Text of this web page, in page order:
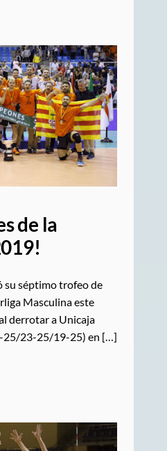
de la
su séptimo trofeo de
Masculina este
derrotar a Unicaja
25/23-25/19-25) en […]